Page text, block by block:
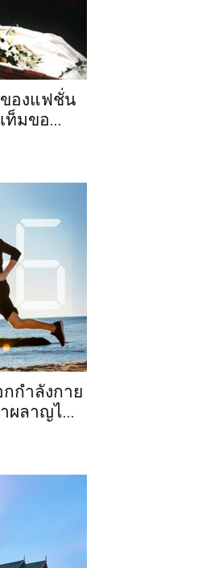
องแฟชั่น
ท็มขอ...
กกำลังกาย
ผลาญไ...